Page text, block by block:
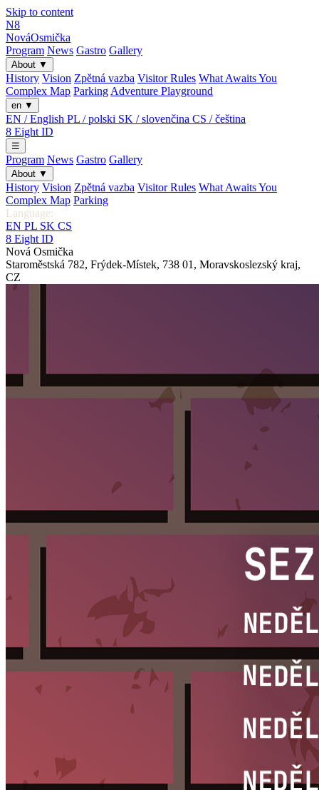
Skip to content
N8
NováOsmička
Program News Gastro Gallery
About ▼
History Vision Zpětná vazba Visitor Rules What Awaits You
Complex Map Parking Adventure Playground
en ▼
EN / English PL / polski SK / slovenčina CS / čeština
8 Eight ID
☰
Program News Gastro Gallery
About ▼
History Vision Zpětná vazba Visitor Rules What Awaits You
Complex Map Parking
Language:
EN PL SK CS
8 Eight ID
Nová Osmička
Staroměstská 782, Frýdek-Místek, 738 01 , Moravskoslezský kraj,
CZ